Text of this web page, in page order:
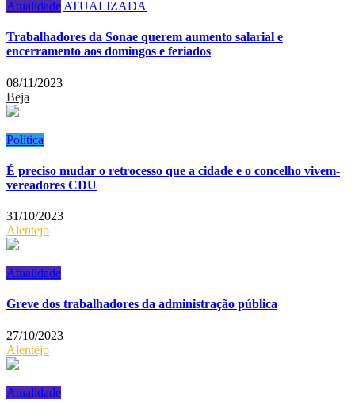
Atualidade ATUALIZADA
Trabalhadores da Sonae querem aumento salarial e
encerramento aos domingos e feriados
08/11/2023
Beja
Política
É preciso mudar o retrocesso que a cidade e o concelho vivem-
vereadores CDU
31/10/2023
Alentejo
Atualidade
Greve dos trabalhadores da administração pública
27/10/2023
Alentejo
Atualidade